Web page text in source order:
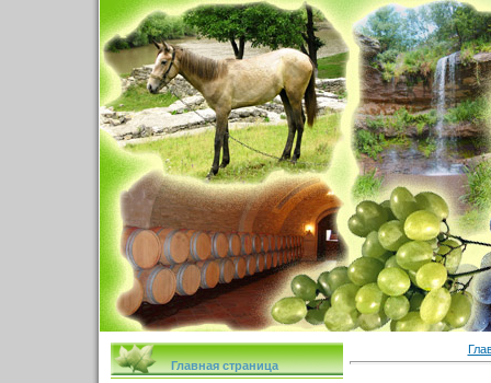
Главная страница